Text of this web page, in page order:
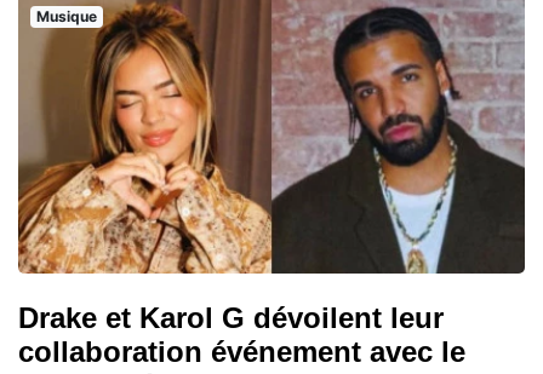
Musique
Drake et Karol G dévoilent leur
collaboration événement avec le